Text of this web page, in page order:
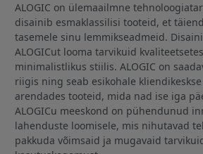
ALOGIC on ülemaailmne
disainib esmaklassilisi tooteid, et
tasemele sinu lemmikseadmeid.
ALOGICut looma tarvikuid
minimalistlikus stiilis. ALOGIC on
riigis ning seab esikohale
arendades tooteid, mida nad ise iga
ALOGICu meeskond on pühendunud
lahenduste loomisele, mis nihutavad
pakkuda võimsaid ja mugavaid